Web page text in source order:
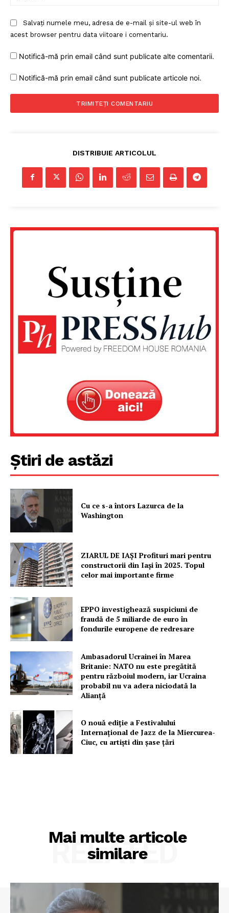
Salvați numele meu, adresa de e-mail și site-ul web în
acest browser pentru data viitoare i comentariu.
Notifică-mă prin email când sunt publicate alte comentarii.
Notifică-mă prin email când sunt publicate articole noi.
DISTRIBUIE ARTICOLUL
Știri de astăzi
Cu ce s-a întors Lazurca de la
Washington
ZIARUL DE IAȘI Profituri mari pentru
constructorii din Iași în 2025. Topul
celor mai importante firme
EPPO investighează suspiciuni de
fraudă de 5 miliarde de euro în
fondurile europene de redresare
Ambasadorul Ucrainei în Marea
Britanie: NATO nu este pregătită
pentru războiul modern, iar Ucraina
probabil nu va adera niciodată la
Alianță
O nouă ediţie a Festivalului
Internaţional de Jazz de la Miercurea-
Ciuc, cu artişti din şase ţări
Mai multe articole
similare
RELATED